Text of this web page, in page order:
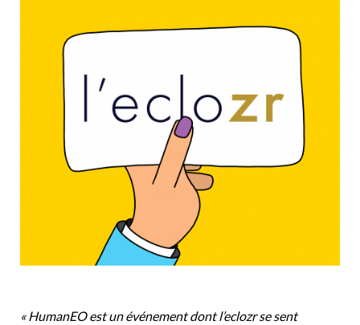
« HumanEO est un événement dont l’eclozr se sent